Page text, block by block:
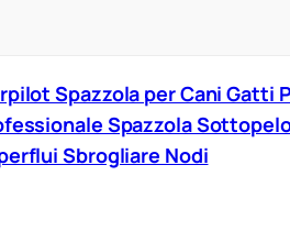
Spazzola per Cani Gatti
Spazzola
Sbrogliare Nodi